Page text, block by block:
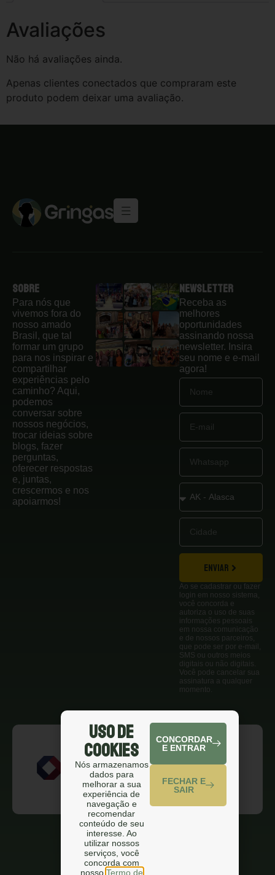
Avaliações
Não há avaliações ainda.
Apenas clientes conectados que compraram este
produto podem deixar uma avaliação.
Sobre
Para nós que
vivemos fora do
nosso amado
Brasil, que tal
formar um grupo
para nos inspirar e
compartilhar
experiências pelo
caminho? Aqui,
podemos
conversar sobre
nossos negócios,
trocar ideias sobre
blogs, fazer
perguntas,
oferecer respostas
e, juntas,
crescermos e nos
apoiarmos!
Newsletter
Receba as
melhores
oportunidades
assinando nossa
newsletter. Insira
seu nome e e-mail
agora!
ENVIAR
Ao se cadastrar ou fazer
login em nosso sistema,
você concorda e
autoriza o uso de suas
informações pessoais
em nossa comunicação
e de nossos parceiros,
que pode ser por e-mail,
SMS ou outros meios
digitais ou não digitais.
Você pode cancelar sua
assinatura a qualquer
momento.
Uso de
Cookies
Nós armazenamos
dados para
melhorar a sua
experiência de
navegação e
recomendar
conteúdo de seu
interesse. Ao
utilizar nossos
serviços, você
concorda com
nosso Termo de
CONCORDAR
E ENTRAR
FECHAR E
SAIR